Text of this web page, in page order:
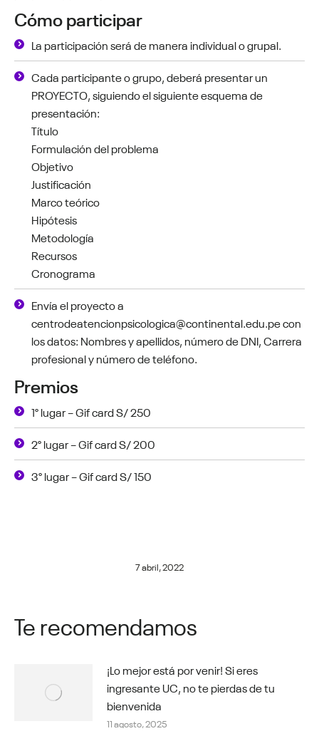
Cómo participar
La participación será de manera individual o grupal.
Cada participante o grupo, deberá presentar un
PROYECTO, siguiendo el siguiente esquema de
presentación:
Título
Formulación del problema
Objetivo
Justificación
Marco teórico
Hipótesis
Metodología
Recursos
Cronograma
Envía el proyecto a
centrodeatencionpsicologica@continental.edu.pe con
los datos: Nombres y apellidos, número de DNI, Carrera
profesional y número de teléfono.
Premios
1° lugar – Gif card S/ 250
2° lugar – Gif card S/ 200
3° lugar – Gif card S/ 150
7 abril, 2022
Te recomendamos
¡Lo mejor está por venir! Si eres
ingresante UC, no te pierdas de tu
bienvenida
11 agosto, 2025